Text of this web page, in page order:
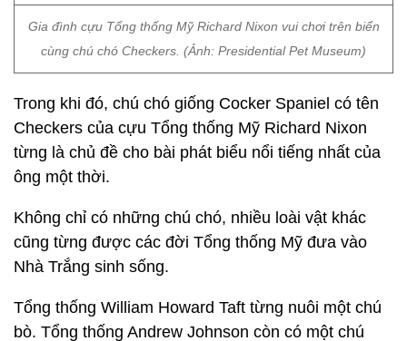
Gia đình cựu Tổng thống Mỹ Richard Nixon vui chơi trên biển
cùng chú chó Checkers. (Ảnh: Presidential Pet Museum)
Trong khi đó, chú chó giống Cocker Spaniel có tên
Checkers của cựu Tổng thống Mỹ Richard Nixon
từng là chủ đề cho bài phát biểu nổi tiếng nhất của
ông một thời.
Không chỉ có những chú chó, nhiều loài vật khác
cũng từng được các đời Tổng thống Mỹ đưa vào
Nhà Trắng sinh sống.
Tổng thống William Howard Taft từng nuôi một chú
bò. Tổng thống Andrew Johnson còn có một chú